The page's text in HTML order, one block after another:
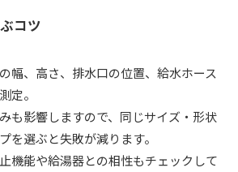
コツ
幅、高さ、排水口の位置、給水ホース
定。
も影響しますので、同じサイズ・形状
を選ぶと失敗が減ります。
機能や給湯器との相性もチェックして